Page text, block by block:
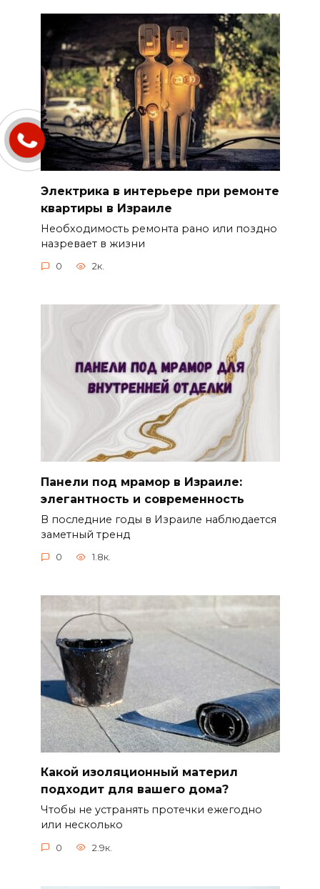
Электрика в интерьере при ремонте
квартиры в Израиле
Необходимость ремонта рано или поздно
назревает в жизни
0 2к.
Панели под мрамор в Израиле:
элегантность и современность
В последние годы в Израиле наблюдается
заметный тренд
0 1.8к.
Какой изоляционный материл
подходит для вашего дома?
Чтобы не устранять протечки ежегодно
или несколько
0 2.9к.